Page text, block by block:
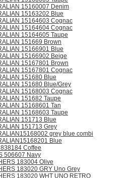
15160007 Denim
15163202 Blue
15164603 Cognac
15164604 Cognac
15164605 Taupe
151669 Brown
15166901 Blue
15166902 Beige
15167801 Brown
15167801 Cognac
151680 Blue
151680 Blue/Grey
15168003 Cognac
151682 Taupe
15168601 Tan
15168603 Taupe
151713 Blue
151713 Grey
grey blue combi
Blue
Coffee
506607 Navy
183004 Olive
183020 GRY Uno Grey
183020 WHT UNO RETRO